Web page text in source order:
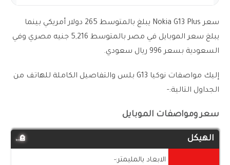
سعر Nokia G13 Plus يبلغ بالمتوسط 265 دولار أمريكي بينما
يبلغ سعر الموبايل في مصر بالمتوسط 5,216 جنيه مصري وفي
السعودية بسعر 996 ريال سعودي.
إليك مواصفات نوكيا G13 بلس والتفاصيل الكاملة للهاتف من
الجداول التالية:-
سعر ومواصفات الموبايل
الهيكل
الابعاد بالمليمتر:-